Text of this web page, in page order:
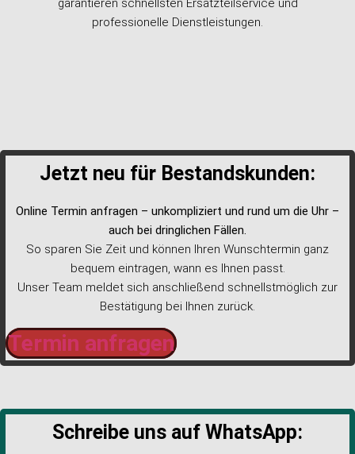
garantieren schnellsten Ersatzteilservice und
professionelle Dienstleistungen.
Jetzt neu für Bestandskunden:
Online Termin anfragen – unkompliziert und rund um die Uhr –
auch bei dringlichen Fällen.
So sparen Sie Zeit und können Ihren Wunschtermin ganz
bequem eintragen, wann es Ihnen passt.
Unser Team meldet sich anschließend schnellstmöglich zur
Bestätigung bei Ihnen zurück.
Termin anfragen
Schreibe uns auf WhatsApp: